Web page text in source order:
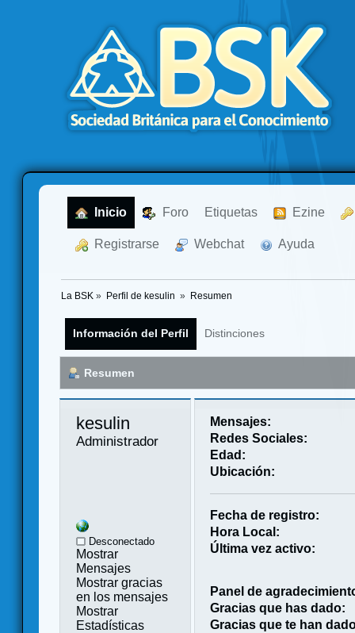
Inicio Foro Etiquetas Ezine
Registrarse Webchat Ayuda
La BSK » Perfil de kesulin » Resumen
Información del Perfil Distinciones
Resumen
kesulin
Administrador
Desconectado
Mostrar
Mensajes
Mostrar gracias
en los mensajes
Mostrar
Estadísticas
Mensajes:
Redes Sociales:
Edad:
Ubicación:
Fecha de registro:
Hora Local:
Última vez activo:
Panel de
Gracias que has dado:
Gracias que te han